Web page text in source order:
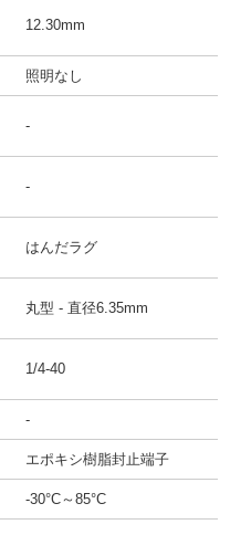
12.30mm
照明なし
-
-
はんだラグ
丸型 - 直径6.35mm
1/4-40
-
エポキシ樹脂封止端子
-30°C～85°C